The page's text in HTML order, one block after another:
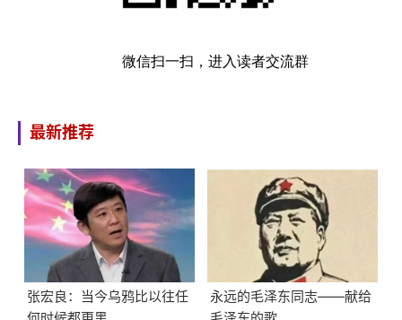
微信扫一扫，进入读者交流群
最新推荐
张宏良：当今乌鸦比以往任
永远的毛泽东同志——献给